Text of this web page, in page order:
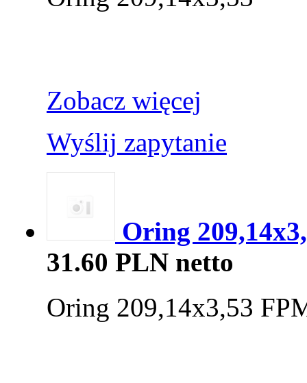
Zobacz więcej
Wyślij zapytanie
Oring
31.60 PLN netto
Oring 209,14x3,53